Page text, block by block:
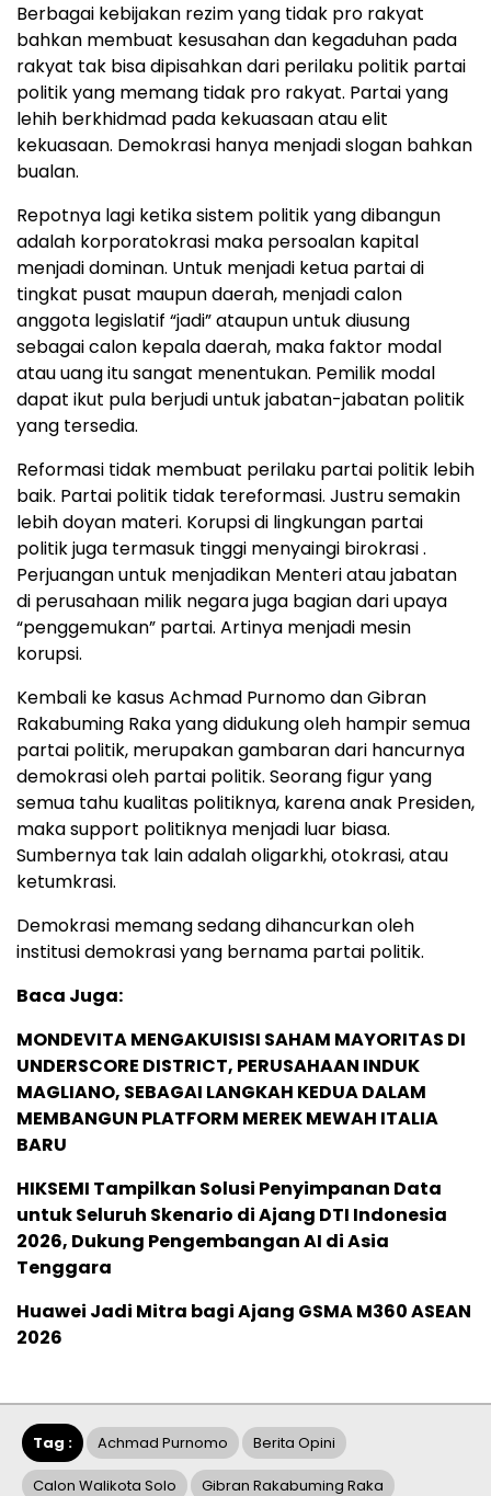
Berbagai kebijakan rezim yang tidak pro rakyat
bahkan membuat kesusahan dan kegaduhan pada
rakyat tak bisa dipisahkan dari perilaku politik partai
politik yang memang tidak pro rakyat. Partai yang
lehih berkhidmad pada kekuasaan atau elit
kekuasaan. Demokrasi hanya menjadi slogan bahkan
bualan.
Repotnya lagi ketika sistem politik yang dibangun
adalah korporatokrasi maka persoalan kapital
menjadi dominan. Untuk menjadi ketua partai di
tingkat pusat maupun daerah, menjadi calon
anggota legislatif “jadi” ataupun untuk diusung
sebagai calon kepala daerah, maka faktor modal
atau uang itu sangat menentukan. Pemilik modal
dapat ikut pula berjudi untuk jabatan-jabatan politik
yang tersedia.
Reformasi tidak membuat perilaku partai politik lebih
baik. Partai politik tidak tereformasi. Justru semakin
lebih doyan materi. Korupsi di lingkungan partai
politik juga termasuk tinggi menyaingi birokrasi .
Perjuangan untuk menjadikan Menteri atau jabatan
di perusahaan milik negara juga bagian dari upaya
“penggemukan” partai. Artinya menjadi mesin
korupsi.
Kembali ke kasus Achmad Purnomo dan Gibran
Rakabuming Raka yang didukung oleh hampir semua
partai politik, merupakan gambaran dari hancurnya
demokrasi oleh partai politik. Seorang figur yang
semua tahu kualitas politiknya, karena anak Presiden,
maka support politiknya menjadi luar biasa.
Sumbernya tak lain adalah oligarkhi, otokrasi, atau
ketumkrasi.
Demokrasi memang sedang dihancurkan oleh
institusi demokrasi yang bernama partai politik.
Baca Juga:
MONDEVITA MENGAKUISISI SAHAM MAYORITAS DI
UNDERSCORE DISTRICT, PERUSAHAAN INDUK
MAGLIANO, SEBAGAI LANGKAH KEDUA DALAM
MEMBANGUN PLATFORM MEREK MEWAH ITALIA
BARU
HIKSEMI Tampilkan Solusi Penyimpanan Data
untuk Seluruh Skenario di Ajang DTI Indonesia
2026, Dukung Pengembangan AI di Asia
Tenggara
Huawei Jadi Mitra bagi Ajang GSMA M360 ASEAN
2026
Tag : Achmad Purnomo Berita Opini
Calon Walikota Solo Gibran Rakabuming Raka